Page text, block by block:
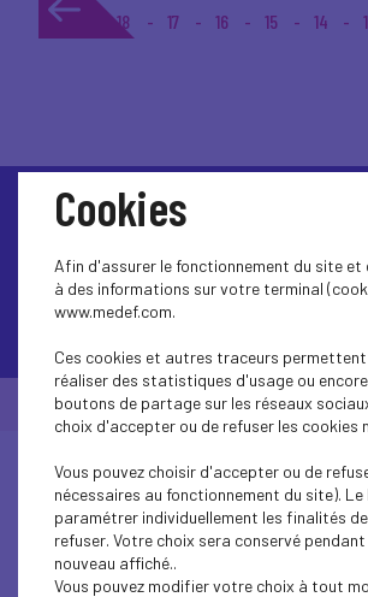
1... 18 17 16 15 14
© Medef Occitanie 2026 -
Cookies
Afin d'assurer le fonctionnement du site et
à des informations sur votre terminal
www.medef.com.
Ces cookies et autres traceurs permettent
réaliser des statistiques d'usage ou
boutons de partage sur les réseaux
choix d'accepter ou de refuser les
Vous pouvez choisir d'accepter ou de
nécessaires au fonctionnement du site).
paramétrer individuellement les finalités
refuser. Votre choix sera conservé
nouveau affiché..
Vous pouvez modifier votre choix à tout